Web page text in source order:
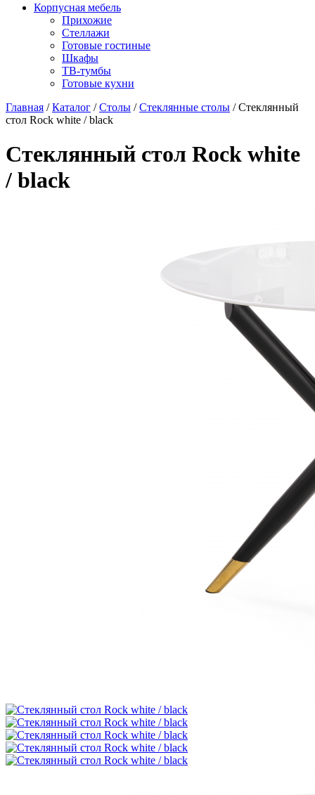
Корпусная мебель
Прихожие
Стеллажи
Готовые гостиные
Шкафы
ТВ-тумбы
Готовые кухни
Главная /Каталог /Столы /Стеклянные столы /Стеклянный
стол Rock white / black
Стеклянный стол Rock white
/ black